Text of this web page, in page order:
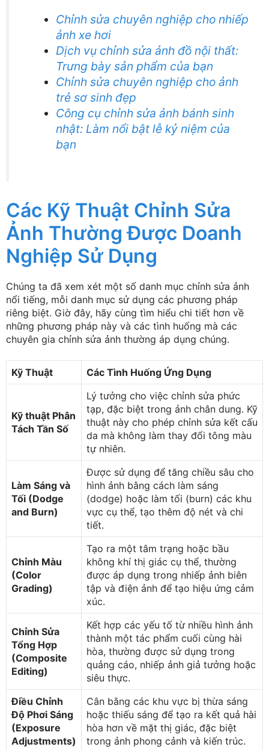
Chỉnh sửa chuyên nghiệp cho nhiếp
ảnh xe hơi
Dịch vụ chỉnh sửa ảnh đồ nội thất:
Trưng bày sản phẩm của bạn
Chỉnh sửa chuyên nghiệp cho ảnh
trẻ sơ sinh đẹp
Công cụ chỉnh sửa ảnh bánh sinh
nhật: Làm nổi bật lễ kỷ niệm của
bạn
Các Kỹ Thuật Chỉnh Sửa
Ảnh Thường Được Doanh
Nghiệp Sử Dụng
Chúng ta đã xem xét một số danh mục chỉnh sửa ảnh
nổi tiếng, mỗi danh mục sử dụng các phương pháp
riêng biệt. Giờ đây, hãy cùng tìm hiểu chi tiết hơn về
những phương pháp này và các tình huống mà các
chuyên gia chỉnh sửa ảnh thường áp dụng chúng.
Kỹ Thuật Các Tình Huống Ứng Dụng
Kỹ thuật Phân
Tách Tần Số
Lý tưởng cho việc chỉnh sửa phức
tạp, đặc biệt trong ảnh chân dung. Kỹ
thuật này cho phép chỉnh sửa kết cấu
da mà không làm thay đổi tông màu
tự nhiên.
Làm Sáng và
Tối (Dodge
and Burn)
Được sử dụng để tăng chiều sâu cho
hình ảnh bằng cách làm sáng
(dodge) hoặc làm tối (burn) các khu
vực cụ thể, tạo thêm độ nét và chi
tiết.
Chỉnh Màu
(Color
Grading)
Tạo ra một tâm trạng hoặc bầu
không khí thị giác cụ thể, thường
được áp dụng trong nhiếp ảnh biên
tập và điện ảnh để tạo hiệu ứng cảm
xúc.
Chỉnh Sửa
Tổng Hợp
(Composite
Editing)
Kết hợp các yếu tố từ nhiều hình ảnh
thành một tác phẩm cuối cùng hài
hòa, thường được sử dụng trong
quảng cáo, nhiếp ảnh giả tưởng hoặc
siêu thực.
Điều Chỉnh
Độ Phơi Sáng
(Exposure
Adjustments)
Cân bằng các khu vực bị thừa sáng
hoặc thiếu sáng để tạo ra kết quả hài
hòa hơn về mặt thị giác, đặc biệt
trong ảnh phong cảnh và kiến trúc.